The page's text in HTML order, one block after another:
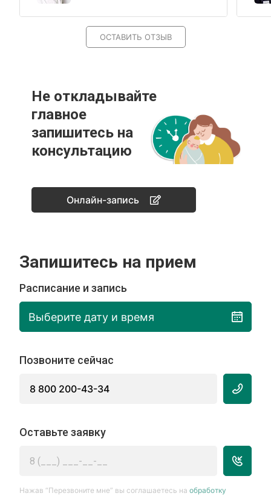
ОСТАВИТЬ ОТЗЫВ
Не откладывайте
главное
запишитесь на
консультацию
Онлайн-запись
Запишитесь на прием
Расписание и запись
Выберите дату и время
Позвоните сейчас
8 800 200-43-34
Оставьте заявку
Нажав “Перезвоните мне” вы соглашаетесь наобработку